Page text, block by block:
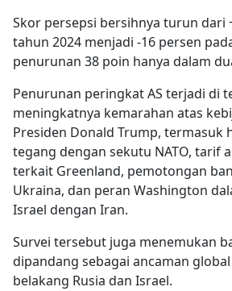
Skor persepsi bersihnya turun dari
tahun 2024 menjadi -16 persen
penurunan 38 poin hanya dalam
Penurunan peringkat AS terjadi di
meningkatnya kemarahan atas
Presiden Donald Trump, termasuk
tegang dengan sekutu NATO, tarif
terkait Greenland, pemotongan
Ukraina, dan peran Washington
Israel dengan Iran.
Survei tersebut juga menemukan
dipandang sebagai ancaman
belakang Rusia dan Israel.